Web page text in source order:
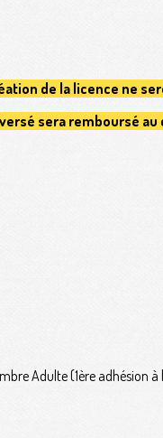
de la licence ne
sera remboursé au
Adulte (1ère adhésion